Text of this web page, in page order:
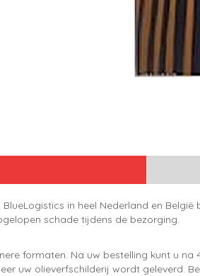
in heel Nederland en
schade tijdens de bezorging.
formaten. Na uw bestelling kunt u
uw olieverfschilderij wordt geleverd.